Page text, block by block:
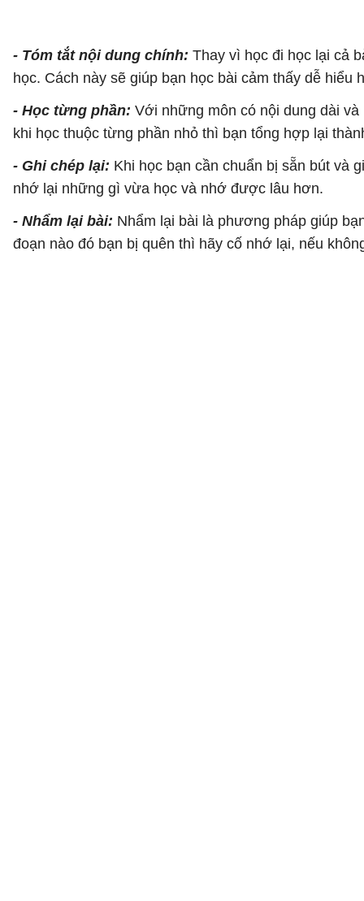
- Tóm tắt nội dung chính: Thay vì học đi học lại cả
học. Cách này sẽ giúp bạn học bài cảm thấy dễ
- Học từng phần: Với những môn có nội dung dài
khi học thuộc từng phần nhỏ thì bạn tổng hợp lại
- Ghi chép lại: Khi học bạn cần chuẩn bị sẵn bút và
nhớ lại những gì vừa học và nhớ được lâu hơn.
- Nhẩm lại bài: Nhẩm lại bài là phương pháp giúp
đoạn nào đó bạn bị quên thì hãy cố nhớ lại, nếu